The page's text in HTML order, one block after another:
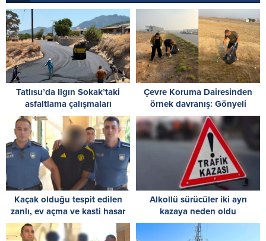
Tatlısu’da Ilgın Sokak’taki
asfaltlama çalışmaları
tamamlandı
Çevre Koruma Dairesinden
örnek davranış: Gönyeli
bölgesinde temizlik yaptı
Kaçak olduğu tespit edilen
zanlı, ev açma ve kasti hasar
vermekle de itham ediliyor: 8
gün tutukluluk
Alkollü sürücüler iki ayrı
kazaya neden oldu